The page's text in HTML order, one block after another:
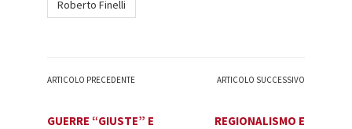
Roberto Finelli
ARTICOLO PRECEDENTE
GUERRE “GIUSTE” E
ARTICOLO SUCCESSIVO
REGIONALISMO E